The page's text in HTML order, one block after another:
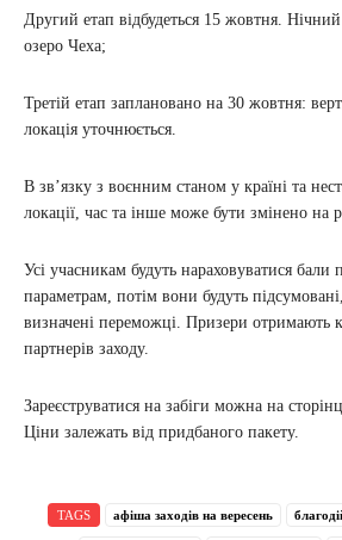
Другий етап відбудеться 15 жовтня. Нічний
озеро Чеха;
Третій етап заплановано на 30 жовтня:
локація уточнюється.
В зв’язку з воєнним станом у країні та
локації, час та інше може бути змінено на
Усі учасникам будуть нараховуватися бали
параметрам, потім вони будуть
визначені переможці. Призери отримають
партнерів заходу.
Зареєструватися на забіги можна на
Ціни залежать від придбаного пакету.
TAGS афіша заходів на вересень